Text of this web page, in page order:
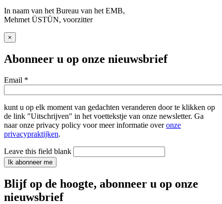
In naam van het Bureau van het EMB,
Mehmet ÜSTÜN, voorzitter
×
Abonneer u op onze nieuwsbrief
Email *
kunt u op elk moment van gedachten veranderen door te klikken op
de link "Uitschrijven" in het voettekstje van onze newsletter. Ga
naar onze privacy policy voor meer informatie overonze
privacypraktijken.
Leave this field blank
Ik abonneer me
Blijf op de hoogte, abonneer u op onze
nieuwsbrief